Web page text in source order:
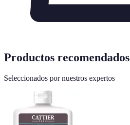
Productos recomendados
Seleccionados por nuestros expertos